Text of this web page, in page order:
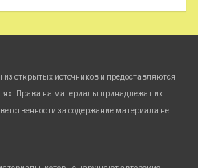
открытых источников и предоставляются
Права на материалы принадлежат их
за содержание материала не